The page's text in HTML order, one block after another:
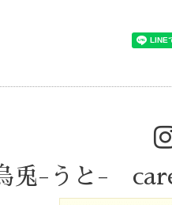
兎-うと-